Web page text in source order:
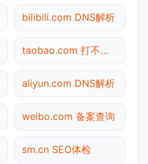
bilibili.com DNS解析
taobao.com 打不开检测
aliyun.com DNS解析
weibo.com 备案查询
sm.cn SEO体检